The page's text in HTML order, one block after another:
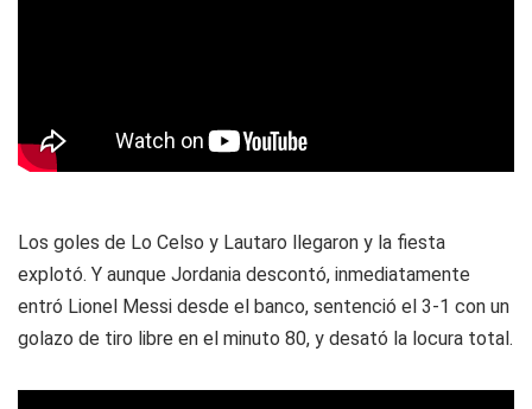
Los goles de Lo Celso y Lautaro llegaron y la fiesta
explotó. Y aunque Jordania descontó, inmediatamente
entró Lionel Messi desde el banco, sentenció el 3-1 con un
golazo de tiro libre en el minuto 80, y desató la locura total.